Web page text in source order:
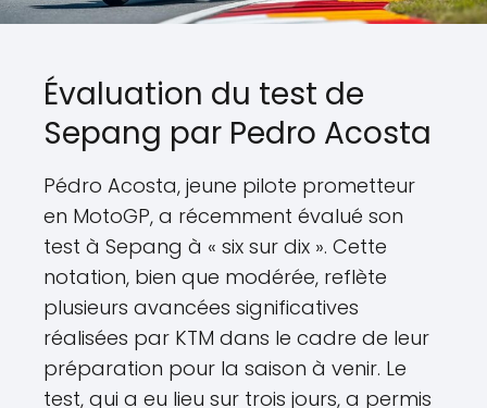
Évaluation du test de
Sepang par Pedro Acosta
Pédro Acosta, jeune pilote prometteur
en MotoGP, a récemment évalué son
test à Sepang à « six sur dix ». Cette
notation, bien que modérée, reflète
plusieurs avancées significatives
réalisées par KTM dans le cadre de leur
préparation pour la saison à venir. Le
test, qui a eu lieu sur trois jours, a permis